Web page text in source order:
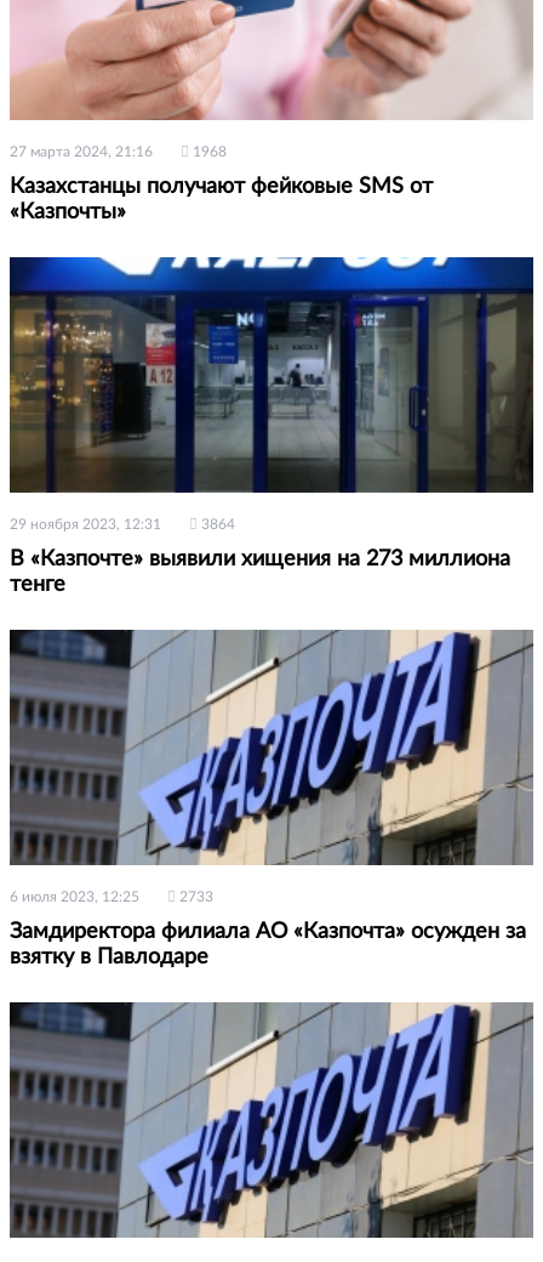
27 марта 2024, 21:16 1968
Казахстанцы получают фейковые SMS от
«Казпочты»
29 ноября 2023, 12:31 3864
В «Казпочте» выявили хищения на 273 миллиона
тенге
6 июля 2023, 12:25 2733
Замдиректора филиала АО «Казпочта» осужден за
взятку в Павлодаре